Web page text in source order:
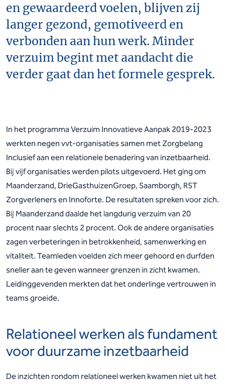
en gewaardeerd voelen, blijven zij
langer gezond, gemotiveerd en
verbonden aan hun werk. Minder
verzuim begint met aandacht die
verder gaat dan het formele gesprek.
In het programma Verzuim Innovatieve Aanpak 2019-2023
werkten negen vvt-organisaties samen met Zorgbelang
Inclusief aan een relationele benadering van inzetbaarheid.
Bij vijf organisaties werden pilots uitgevoerd. Het ging om
Maanderzand, DrieGasthuizenGroep, Saamborgh, RST
Zorgverleners en Innoforte. De resultaten spreken voor zich.
Bij Maanderzand daalde het langdurig verzuim van 20
procent naar slechts 2 procent. Ook de andere organisaties
zagen verbeteringen in betrokkenheid, samenwerking en
vitaliteit. Teamleden voelden zich meer gehoord en durfden
sneller aan te geven wanneer grenzen in zicht kwamen.
Leidinggevenden merkten dat het onderlinge vertrouwen in
teams groeide.
Relationeel werken als fundament
voor duurzame inzetbaarheid
De inzichten rondom relationeel werken kwamen niet uit het